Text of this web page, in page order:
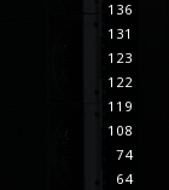
136
131
123
122
119
108
74
64